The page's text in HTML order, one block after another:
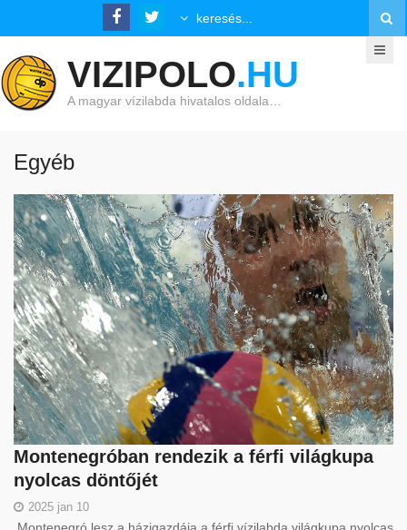
VIZIPOLO.HU
A magyar vízilabda hivatalos oldala…
Egyéb
Montenegróban rendezik a férfi világkupa
nyolcas döntőjét
2025 jan 10
Montenegró lesz a házigazdája a férfi vízilabda világkupa nyolcas